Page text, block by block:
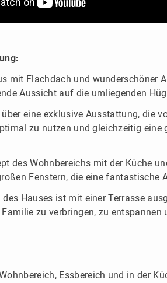
mit Flachdach und
Aussicht auf die umliegenden
eine exklusive Ausstattung, die
zu nutzen und gleichzeitig
des Wohnbereichs mit der Küche
Fenstern, die eine fantastische
des Hauses ist mit einer Terrasse
Familie zu verbringen, zu
Essbereich und in der